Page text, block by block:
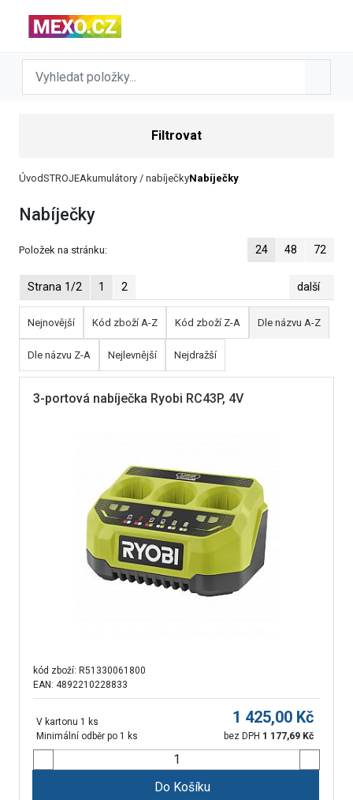
Filtrovat
ÚvodSTROJEAkumulátory / nabíječkyNabíječky
Nabíječky
Položek na stránku: 24 48 72
Strana 1/2 1 2 další
Nejnovější Kód zboží A-Z Kód zboží Z-A Dle názvu A-Z
Dle názvu Z-A Nejlevnější Nejdražší
3-portová nabíječka Ryobi RC43P, 4V
kód zboží: R51330061800
EAN: 4892210228833
V kartonu 1 ks
Minimální odběr po 1 ks
1 425,00 Kč
bez DPH 1 177,69 Kč
Do Košíku